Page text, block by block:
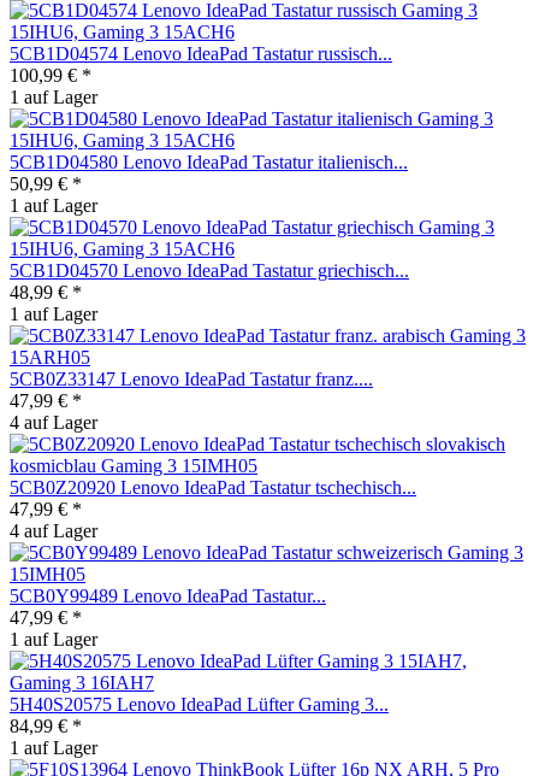
5CB1D04574 Lenovo IdeaPad Tastatur russisch...
100,99 € *
1 auf Lager
5CB1D04580 Lenovo IdeaPad Tastatur italienisch...
50,99 € *
1 auf Lager
5CB1D04570 Lenovo IdeaPad Tastatur griechisch...
48,99 € *
1 auf Lager
5CB0Z33147 Lenovo IdeaPad Tastatur franz....
47,99 € *
4 auf Lager
5CB0Z20920 Lenovo IdeaPad Tastatur tschechisch...
47,99 € *
4 auf Lager
5CB0Y99489 Lenovo IdeaPad Tastatur...
47,99 € *
1 auf Lager
5H40S20575 Lenovo IdeaPad Lüfter Gaming 3...
84,99 € *
1 auf Lager